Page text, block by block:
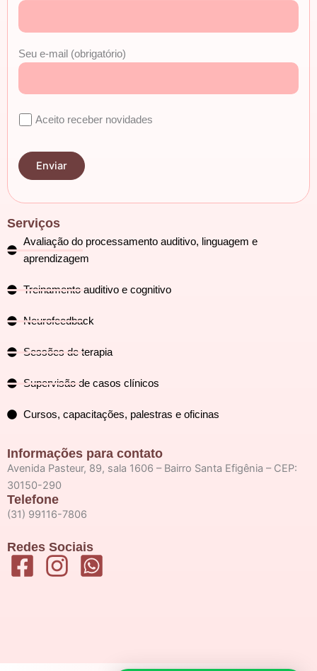
Seu e-mail (obrigatório)
Aceito receber novidades
Serviços
Avaliação do processamento auditivo, linguagem e
aprendizagem
Treinamento auditivo e cognitivo
Neurofeedback
Sessões de terapia
Supervisão de casos clínicos
Cursos, capacitações, palestras e oficinas
Informações para contato
Avenida Pasteur, 89, sala 1606 – Bairro Santa Efigênia – CEP:
30150-290
Telefone
(31) 99116-7806
Redes Sociais